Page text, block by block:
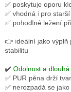
✅ poskytuje oporu
✅ vhodná i pro
✅ pohodlné ležení
👉 ideální jako výplň
stabilitu
✔️ Odolnost a
✅ PUR pěna drží
✅ nerozpadá se